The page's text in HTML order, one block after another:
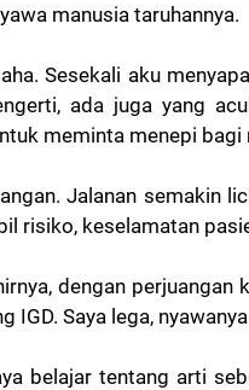
manusia taruhannya.
Sesekali aku
ada juga yang
meminta menepi
Jalanan semakin
risiko, keselamatan
dengan perjuangan
IGD. Saya lega,
belajar tentang arti